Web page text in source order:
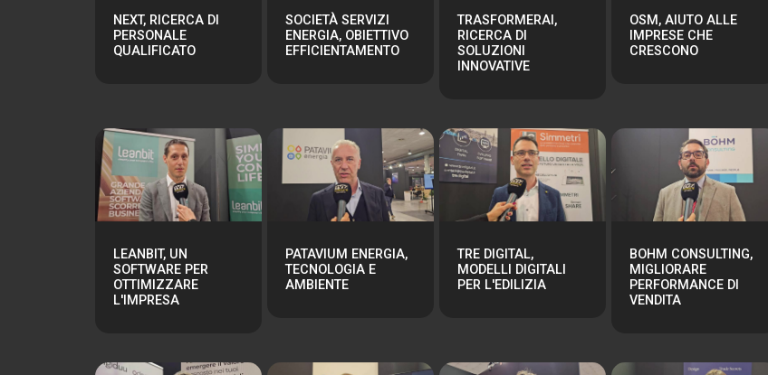
NEXT, RICERCA DI
PERSONALE
QUALIFICATO
SOCIETÀ SERVIZI
ENERGIA, OBIETTIVO
EFFICIENTAMENTO
TRASFORMERAI,
RICERCA DI
SOLUZIONI
INNOVATIVE
OSM, AIUTO ALLE
IMPRESE CHE
CRESCONO
LEANBIT, UN
SOFTWARE PER
OTTIMIZZARE
L'IMPRESA
PATAVIUM ENERGIA,
TECNOLOGIA E
AMBIENTE
TRE DIGITAL,
MODELLI DIGITALI
PER L'EDILIZIA
BOHM CONSULTING,
MIGLIORARE
PERFORMANCE DI
VENDITA